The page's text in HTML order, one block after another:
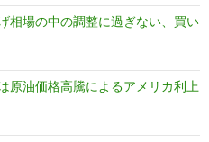
相場の中の調整に過ぎない、買い
原油価格高騰によるアメリカ利上